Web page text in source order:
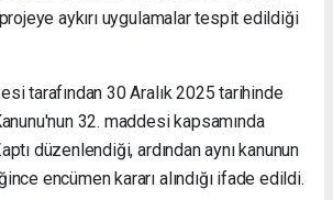
aykırı uygulamalar tespit edildiği
tarafından 30 Aralık 2025 tarihinde
32. maddesi kapsamında
düzenlendiği, ardından aynı kanunun
encümen kararı alındığı ifade edildi.